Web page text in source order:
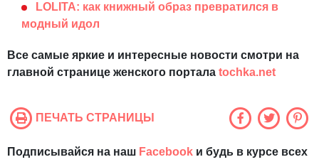
LOLITA: как книжный образ превратился в
модный идол
Все самые яркие и интересные новости смотри на
главной странице женского портала tochka.net
ПЕЧАТЬ СТРАНИЦЫ
Подписывайся на наш Facebook и будь в курсе всех